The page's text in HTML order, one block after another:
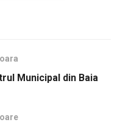
Municipal din Baia